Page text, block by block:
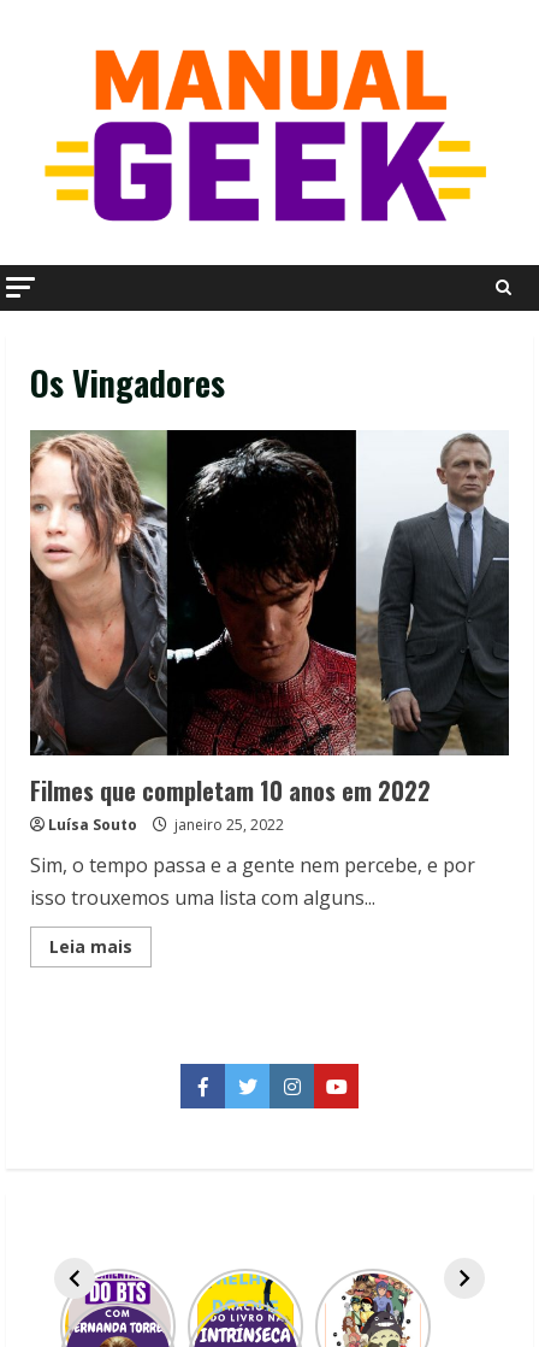
Os Vingadores
Filmes que completam 10 anos em 2022
Luísa Souto janeiro 25, 2022
Sim, o tempo passa e a gente nem percebe, e por
isso trouxemos uma lista com alguns...
Leia mais
more
Facebook
TwitterInstagramYouTube